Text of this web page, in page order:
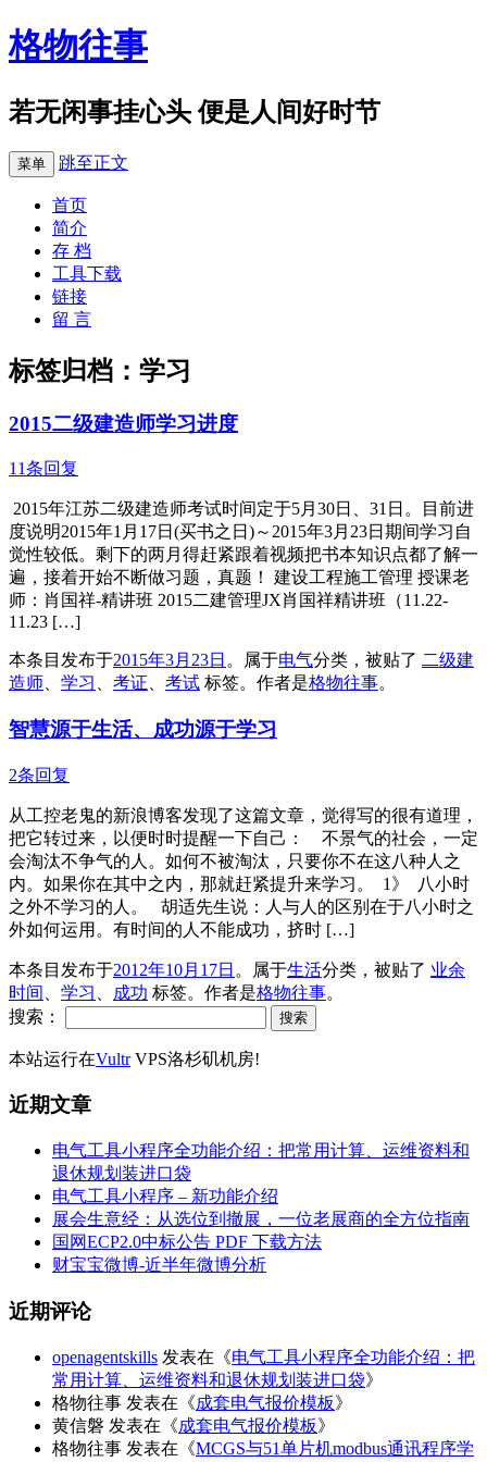
格物往事
若无闲事挂心头 便是人间好时节
菜单 跳至正文
首页
简介
存 档
工具下载
链接
留 言
标签归档： 学习
2015二级建造师学习进度
11条回复
2015年江苏二级建造师考试时间定于5月30日、31日。目前进
度说明2015年1月17日(买书之日)～2015年3月23日期间学习自
觉性较低。剩下的两月得赶紧跟着视频把书本知识点都了解一
遍，接着开始不断做习题，真题！ 建设工程施工管理 授课老
师：肖国祥-精讲班 2015二建管理JX肖国祥精讲班（11.22-
11.23 […]
本条目发布于2015年3月23日 。属于电气分类，被贴了 二级建
造师
学习 考证 考试 标签。 作者是格物往事。
智慧源于生活、成功源于学习
2条回复
从工控老鬼的新浪博客发现了这篇文章，觉得写的很有道理，
把它转过来，以便时时提醒一下自己： 不景气的社会，一定
会淘汰不争气的人。如何不被淘汰，只要你不在这八种人之
内。如果你在其中之内，那就赶紧提升来学习。 1》 八小时
之外不学习的人。 胡适先生说：人与人的区别在于八小时之
外如何运用。有时间的人不能成功，挤时 […]
本条目发布于2012年10月17日 。属于生活分类，被贴了 业余
时间
学习 成功 标签。 作者是格物往事。
搜索：
本站运行在VultrVPS洛杉矶机房!
近期文章
电气工具小程序全功能介绍：把常用计算、运维资料和
退休规划装进口袋
电气工具小程序 – 新功能介绍
展会生意经：从选位到撤展，一位老展商的全方位指南
国网ECP2.0中标公告 PDF 下载方法
财宝宝微博-近半年微博分析
近期评论
openagentskills 发表在《电气工具小程序全功能介绍：把
常用计算、运维资料和退休规划装进口袋》
格物往事 发表在《成套电气报价模板》
黄信磐 发表在《成套电气报价模板》
格物往事 发表在《MCGS与51单片机modbus通讯程序学